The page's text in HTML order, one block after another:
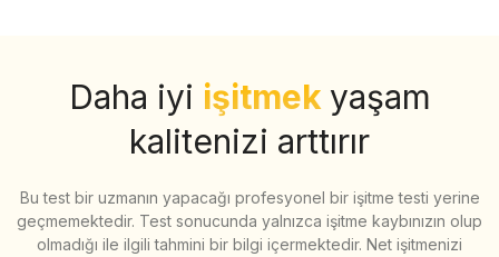
Daha iyi işitmek yaşam
kalitenizi arttırır
Bu test bir uzmanın yapacağı profesyonel bir işitme testi yerine
geçmemektedir. Test sonucunda yalnızca işitme kaybınızın olup
olmadığı ile ilgili tahmini bir bilgi içermektedir. Net işitmenizi